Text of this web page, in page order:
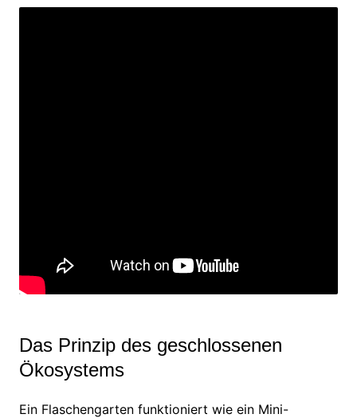
Das Prinzip des geschlossenen
Ökosystems
Ein Flaschengarten funktioniert wie ein Mini-